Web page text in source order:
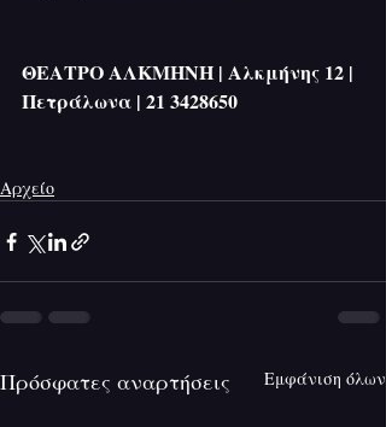
ΘΕΑΤΡΟ ΑΛΚΜΗΝΗ | Αλκμήνης 12 |
Πετράλωνα | 21 3428650
Αρχείο
Πρόσφατες αναρτήσεις Εμφάνιση όλων